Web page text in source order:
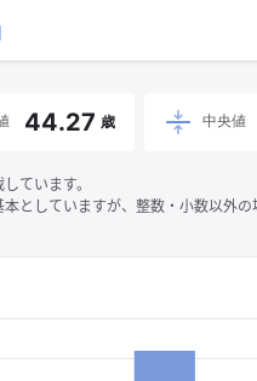
44.27 歳 中央値
ています。
としていますが、整数・小数以外